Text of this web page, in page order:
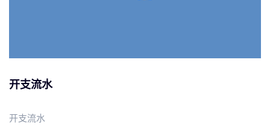
开支流水
开支流水